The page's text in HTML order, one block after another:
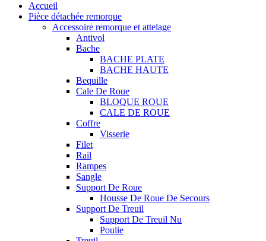
Accueil
Pièce détachée remorque
Accessoire remorque et attelage
Antivol
Bache
BACHE PLATE
BACHE HAUTE
Bequille
Cale De Roue
BLOQUE ROUE
CALE DE ROUE
Coffre
Visserie
Filet
Rail
Rampes
Sangle
Support De Roue
Housse De Roue De Secours
Support De Treuil
Support De Treuil Nu
Poulie